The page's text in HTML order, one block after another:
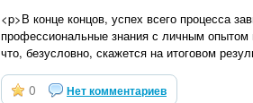
<p>В конце концов, успех всего процесса
профессиональные знания с личным опытом
что, безусловно, скажется на итоговом
0 Нет комментариев